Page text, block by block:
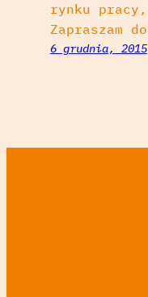
rynku
Zapraszam
6 grudnia, 2015